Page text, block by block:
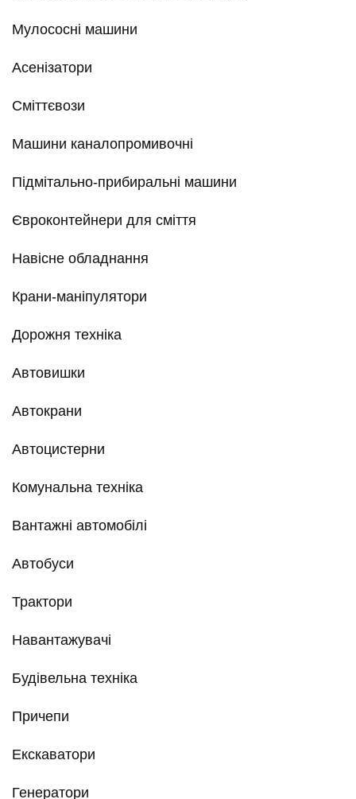
Мулососні машини
Асенізатори
Сміттєвози
Машини каналопромивочні
Підмітально-прибиральні машини
Євроконтейнери для сміття
Навісне обладнання
Крани-маніпулятори
Дорожня техніка
Автовишки
Автокрани
Автоцистерни
Комунальна техніка
Вантажні автомобілі
Автобуси
Трактори
Навантажувачі
Будівельна техніка
Причепи
Екскаватори
Генератори